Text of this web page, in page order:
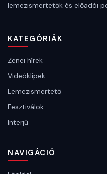
lemezismertetők és előadói
KATEGÓRIÁK
Zenei hírek
Videóklipek
Lemezismertető
Fesztiválok
Interjú
NAVIGÁCIÓ